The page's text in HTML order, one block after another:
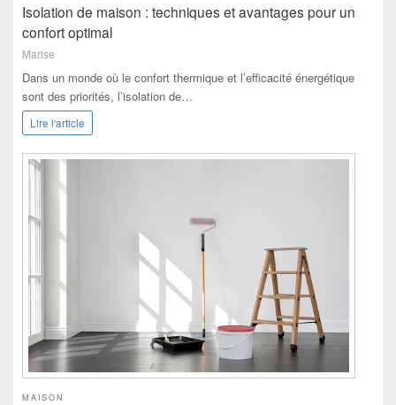
Isolation de maison : techniques et avantages pour un
confort optimal
Marise
Dans un monde où le confort thermique et l’efficacité énergétique
sont des priorités, l’isolation de…
Lire l'article
MAISON